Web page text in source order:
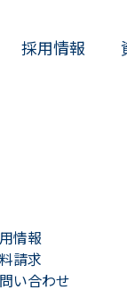
採用情報
情報
請求
い合わせ